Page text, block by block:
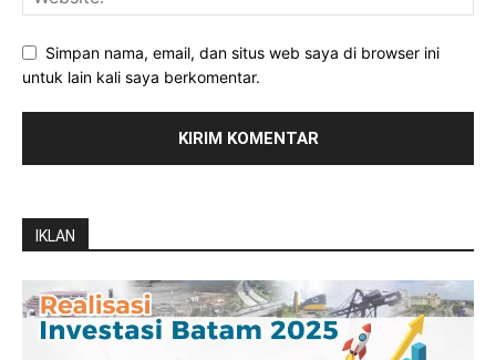
Simpan nama, email, dan situs web saya di browser ini
untuk lain kali saya berkomentar.
IKLAN